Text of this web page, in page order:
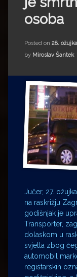
Impressum
Milenko Strižak
Drugi autori
Drugi autori
Matea Andrić
Ljiljana Lekanić-
Željko Krznarić
Mario Lovreković
Miroslav Šantek
osoba
Posted on 28.
by Miroslav Šantek
Jučer, 27.
na raskrižju
godišnjak je
Transporter,
dolaskom u
svjetla zbog
automobil
registarskih